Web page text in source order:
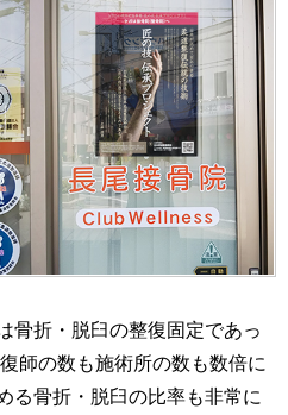
骨折・脱臼の整復固定であっ
師の数も施術所の数も数倍に
る骨折・脱臼の比率も非常に